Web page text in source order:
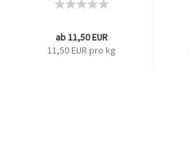
ab 11,50 EUR
11,50 EUR pro kg